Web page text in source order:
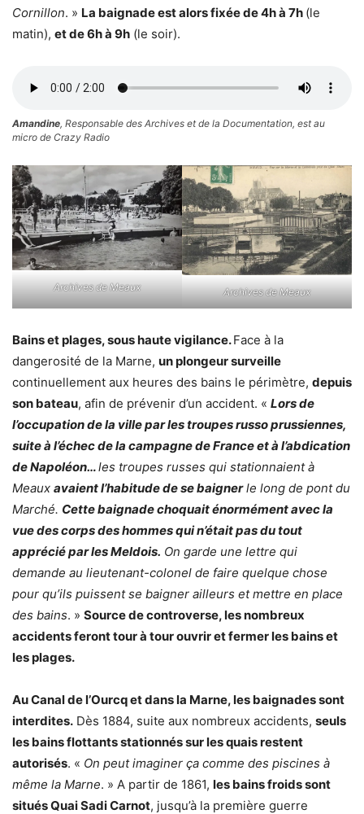
Cornillon. » La baignade est alors fixée de 4h à 7h (le
matin), et de 6h à 9h (le soir).
Amandine, Responsable des Archives et de la Documentation, est au
micro de Crazy Radio
Archives de Meaux Archives de Meaux
Bains et plages, sous haute vigilance.Face à la
dangerosité de la Marne, un plongeur surveille
continuellement aux heures des bains le périmètre, depuis
son bateau, afin de prévenir d’un accident. « Lors de
l’occupation de la ville par les troupes russo prussiennes,
suite à l’échec de la campagne de France et à l’abdication
de Napoléon…les troupes russes qui stationnaient à
Meaux avaient l’habitude de se baignerle long de pont du
Marché. Cette baignade choquait énormément avec la
vue des corps des hommes qui n’était pas du tout
apprécié par les Meldois. On garde une lettre qui
demande au lieutenant-colonel de faire quelque chose
pour qu’ils puissent se baigner ailleurs et mettre en place
des bains. » Source de controverse, les nombreux
accidents feront tour à tour ouvrir et fermer les bains et
les plages.
Au Canal de l’Ourcq et dans la Marne, les baignades sont
interdites. Dès 1884, suite aux nombreux accidents, seuls
les bains flottants stationnés sur les quais restent
autorisés. « On peut imaginer ça comme des piscines à
même la Marne. » A partir de 1861, les bains froids sont
situés Quai Sadi Carnot, jusqu’à la première guerre